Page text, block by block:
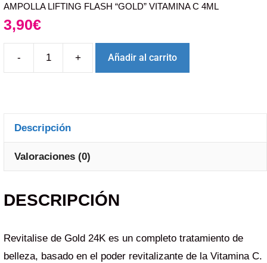
AMPOLLA LIFTING FLASH “GOLD” VITAMINA C 4ML
3,90€
- + Añadir al carrito
Descripción
Valoraciones (0)
DESCRIPCIÓN
Revitalise de Gold 24K es un completo tratamiento de
belleza, basado en el poder revitalizante de la Vitamina C.